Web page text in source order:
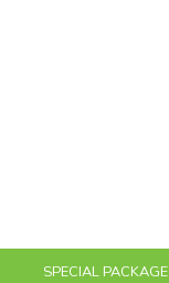
SPECIAL PACKAGE